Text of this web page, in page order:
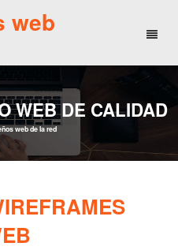
web
WEB DE CALIDAD
web de la red